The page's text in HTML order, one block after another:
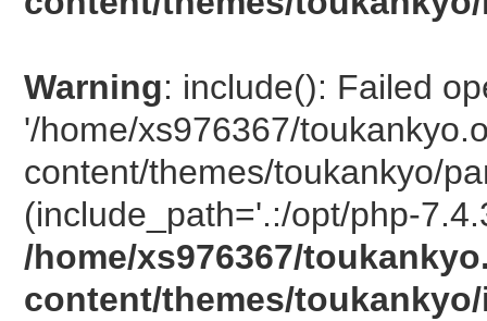
Warning: include(): Failed
'/home/xs976367/
content/themes/toukankyo/
(include_path='.:/opt/php-
/home/xs976367/
content/themes/